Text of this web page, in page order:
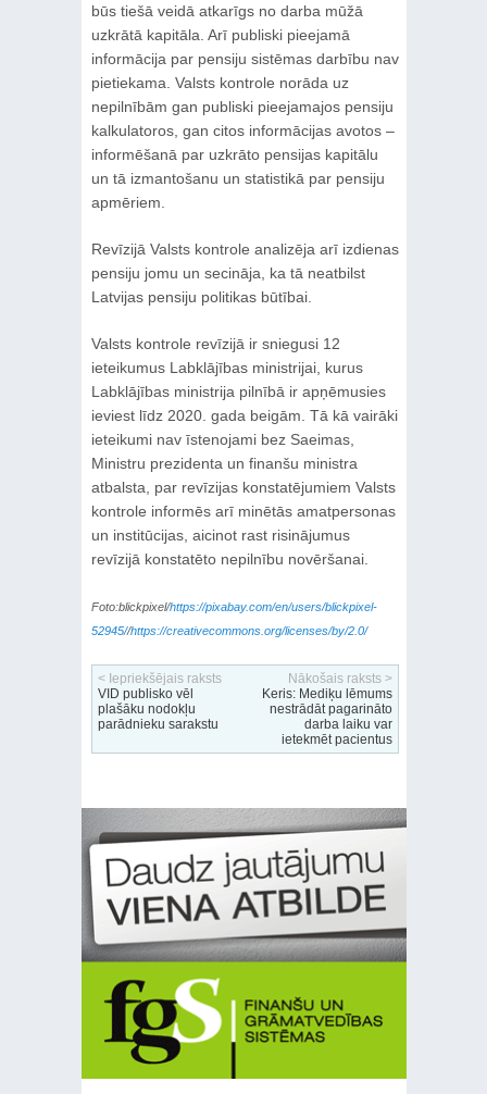
būs tiešā veidā atkarīgs no darba mūžā
uzkrātā kapitāla. Arī publiski pieejamā
informācija par pensiju sistēmas darbību nav
pietiekama. Valsts kontrole norāda uz
nepilnībām gan publiski pieejamajos pensiju
kalkulatoros, gan citos informācijas avotos –
informēšanā par uzkrāto pensijas kapitālu
un tā izmantošanu un statistikā par pensiju
apmēriem.
Revīzijā Valsts kontrole analizēja arī izdienas
pensiju jomu un secināja, ka tā neatbilst
Latvijas pensiju politikas būtībai.
Valsts kontrole revīzijā ir sniegusi 12
ieteikumus Labklājības ministrijai, kurus
Labklājības ministrija pilnībā ir apņēmusies
ieviest līdz 2020. gada beigām. Tā kā vairāki
ieteikumi nav īstenojami bez Saeimas,
Ministru prezidenta un finanšu ministra
atbalsta, par revīzijas konstatējumiem Valsts
kontrole informēs arī minētās amatpersonas
un institūcijas, aicinot rast risinājumus
revīzijā konstatēto nepilnību novēršanai.
Foto:blickpixel/https://pixabay.com/en/users/blickpixel-
52945//https://creativecommons.org/licenses/by/2.0/
< Iepriekšējais raksts
VID publisko vēl
plašāku nodokļu
parādnieku sarakstu
Nākošais raksts >
Keris: Mediķu lēmums
nestrādāt pagarināto
darba laiku var
ietekmēt pacientus